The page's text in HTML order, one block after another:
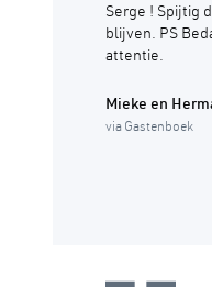
Serge ! Spijtig
blijven. PS
attentie.
Mieke en
via Gastenboek